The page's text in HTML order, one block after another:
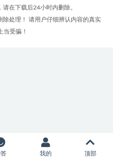
在下载后24小时内删除。
处理！ 请用户仔细辨认内容的真实
当受骗！
我的 顶部